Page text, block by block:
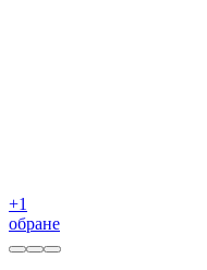
+1
обране